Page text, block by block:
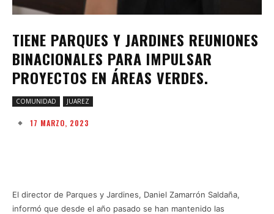
TIENE PARQUES Y JARDINES REUNIONES
BINACIONALES PARA IMPULSAR
PROYECTOS EN ÁREAS VERDES.
COMUNIDAD JUAREZ
17 MARZO, 2023
El director de Parques y Jardines, Daniel Zamarrón Saldaña,
informó que desde el año pasado se han mantenido las